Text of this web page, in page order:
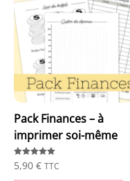
Pack Finances – à
imprimer soi-même
Note
5.00
5,90 € TTC